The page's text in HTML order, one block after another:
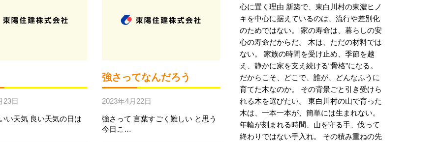
23日
い天気 良い天気の日は
強さってなんだろう
2023年4月22日
強さって 言葉すごく難しい と思う
今日こ…
心に置く理由 新築で、東白川村の東濃ヒノ
キを中心に据えているのは、流行や差別化
のためではない。 家の寿命は、暮らしの安
心の寿命だからだ。 木は、ただの材料では
ない。 家族の時間を受け止め、季節を越
え、静かに家を支え続ける“骨格”になる。
だからこそ、どこで、誰が、どんなふうに
育てた木なのか。 その背景ごと引き受けら
れる木を選びたい。 東白川村の山で育った
木は、一本一本が、簡単には生まれない。
年輪が刻まれる時間、山を守る手、伐って
終わりではない手入れ。 その積み重ねの先